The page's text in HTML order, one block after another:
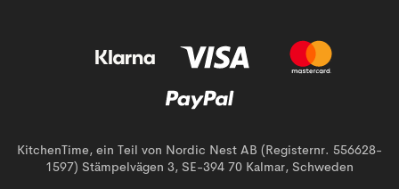
KitchenTime, ein Teil von Nordic Nest AB (Registernr. 556628-
1597) Stämpelvägen 3, SE-394 70 Kalmar, Schweden